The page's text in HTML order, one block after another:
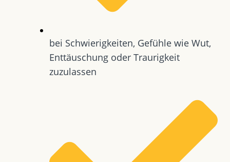
bei Schwierigkeiten, Gefühle wie Wut,
Enttäuschung oder Traurigkeit
zuzulassen